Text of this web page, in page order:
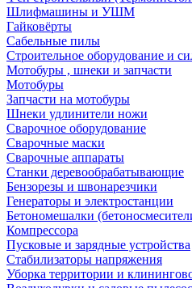
Шлифмашины и УШМ
Гайковёрты
Сабельные пилы
Строительное оборудование и
Мотобуры , шнеки и запчасти
Мотобуры
Запчасти на мотобуры
Шнеки удлинители ножи
Сварочное оборудование
Сварочные маски
Сварочные аппараты
Станки деревообрабатывающие
Бензорезы и швонарезчики
Генераторы и электростанции
Бетономешалки
Компрессора
Пусковые и зарядные устройства
Стабилизаторы напряжения
Уборка территории и